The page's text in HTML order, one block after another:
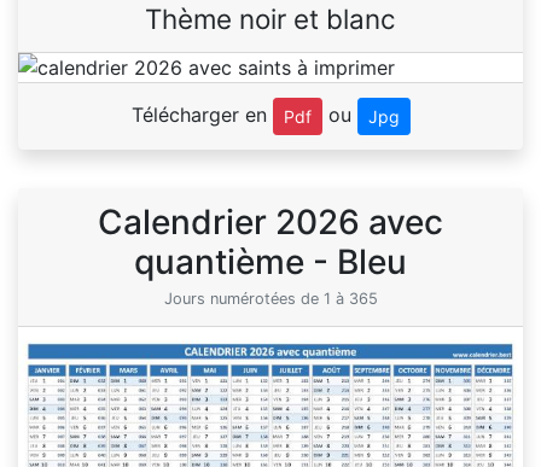
Thème noir et blanc
Télécharger en Pdf ou Jpg
Calendrier 2026 avec
quantième - Bleu
Jours numérotées de 1 à 365